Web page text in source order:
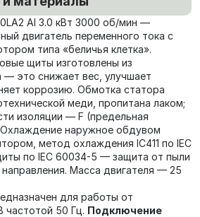
Al 3.0 кВт 3000 об/мин —
двигатель переменного тока с
типа «беличья клетка».
щиты изготовлены из
— это снижает вес, улучшает
коррозию. Обмотка статора
меди, пропитана лаком;
изоляции — F (предельная
Охлаждение наружное обдувом
метод охлаждения IC411 по IEC
по IEC 60034-5 — защита от пыли
Масса двигателя — 25
для работы от
частотой 50 Гц. Подключение